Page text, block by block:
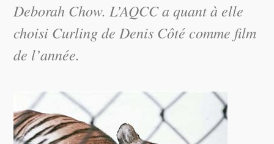
Deborah Chow. L’AQCC a quant à elle
choisi Curling de Denis Côté comme film
de l’année.